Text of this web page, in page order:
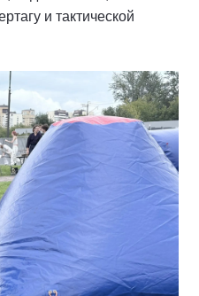
и тактической